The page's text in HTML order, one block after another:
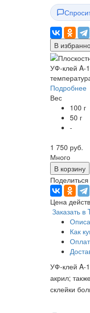
В
УФ-клей A-
Подробнее
Вес
100 г
50 г
-
1 750 руб.
Много
В корзину
Поделиться
Цена
Заказать в
Как
УФ-клей A-
акрил;
склейки